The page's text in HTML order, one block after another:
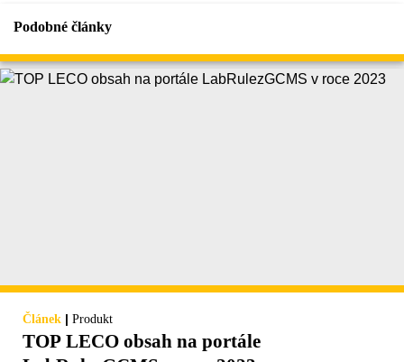
Podobné články
Článek | Produkt
TOP LECO obsah na portále